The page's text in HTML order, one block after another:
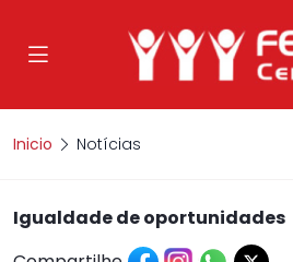
Inicio Notícias
Igualdade de oportunidades